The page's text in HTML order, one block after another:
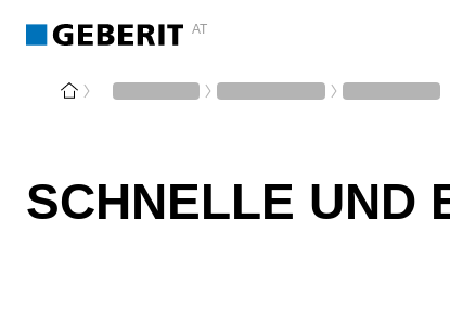
AT
SCHNELLE UND